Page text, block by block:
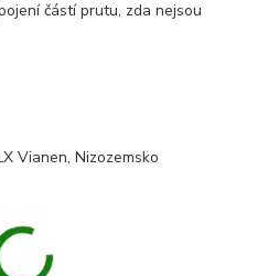
částí prutu, zda nejsou
Vianen, Nizozemsko